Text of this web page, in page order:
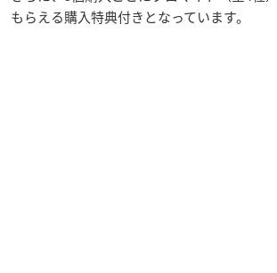
もらえる購入特典付きとなっています。